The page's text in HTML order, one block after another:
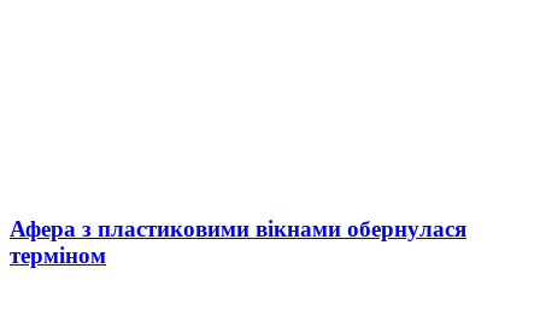
Афера з пластиковими вікнами обернулася
терміном